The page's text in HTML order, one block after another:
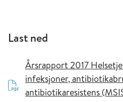
Last ned
Årsrapport 2017
infeksjoner,
antibiotikaresistens